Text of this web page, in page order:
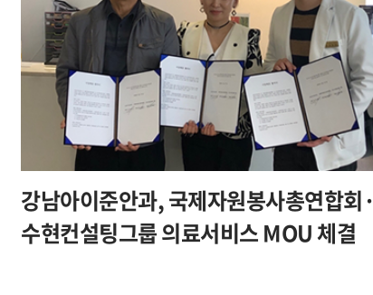
강남아이준안과, 국제자원봉사총연합회·
수현컨설팅그룹 의료서비스 MOU 체결